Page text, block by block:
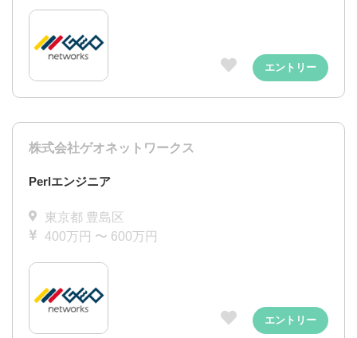
エントリー
株式会社ゲオネットワークス
Perlエンジニア
東京都 豊島区
400万円 〜 600万円
エントリー